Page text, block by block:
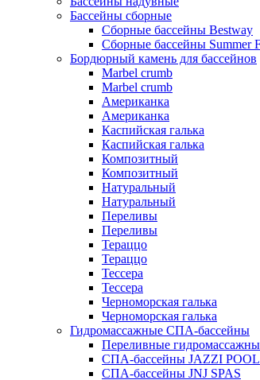
Бассейны сборные
Сборные бассейны Bestway
Сборные бассейны Summer
Бордюрный камень для бассейнов
Marbel crumb
Marbel crumb
Американка
Американка
Каспийская галька
Каспийская галька
Композитный
Композитный
Натуральный
Натуральный
Переливы
Переливы
Тераццо
Тераццо
Тессера
Тессера
Черноморская галька
Черноморская галька
Гидромассажные СПА-бассейны
Переливные
СПА-бассейны JAZZI POOL
СПА-бассейны JNJ SPAS